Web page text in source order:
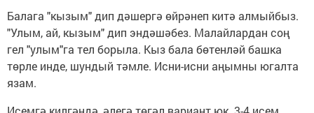
Балага "кызым" дип дәшергә өйрәнеп китә алмыйбыз.
"Улым, ай, кызым" дип эндәшәбез. Малайлардан соң
гел "улым"га тел борыла. Кыз бала бөтенләй башка
төрле инде, шундый тәмле. Исни-исни аңымны югалта
язам.